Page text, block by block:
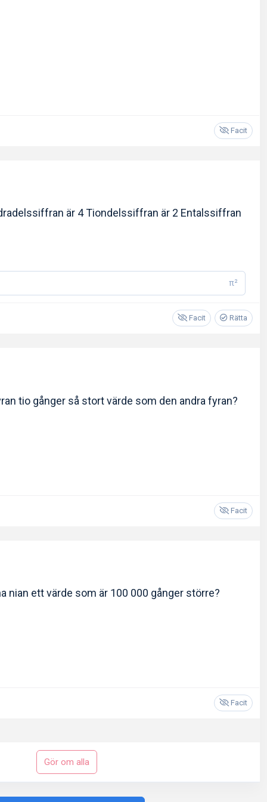
Facit
är 4 Tiondelssiffran är 2 Entalssiffran
π²
Rätta
Facit
tio gånger så stort värde som den andra fyran?
Facit
nian ett värde som är 100 000 gånger större?
Facit
Gör om alla